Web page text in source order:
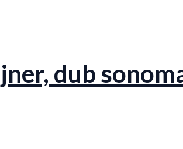
dub